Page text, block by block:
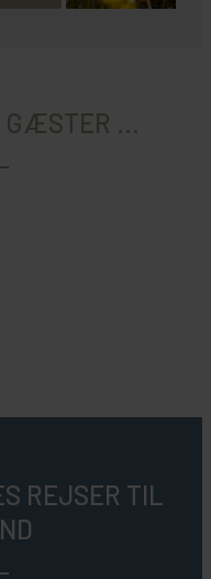
GÆSTER ...
REJSER TIL